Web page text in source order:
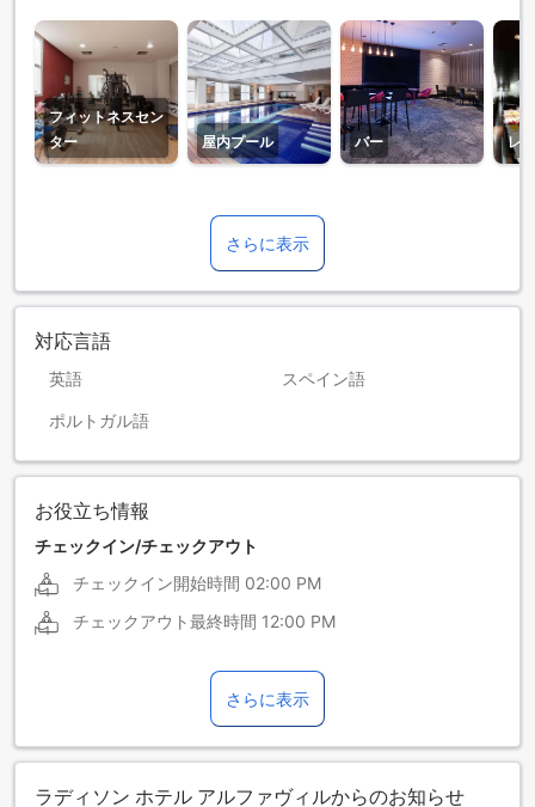
フィットネスセン
ター
屋内プール バー レ
さらに表示
対応言語
英語 スペイン語
ポルトガル語
お役立ち情報
チェックイン/チェックアウト
チェックイン開始時間 02:00 PM
チェックアウト最終時間 12:00 PM
さらに表示
ラディソン ホテル アルファヴィルからのお知らせ